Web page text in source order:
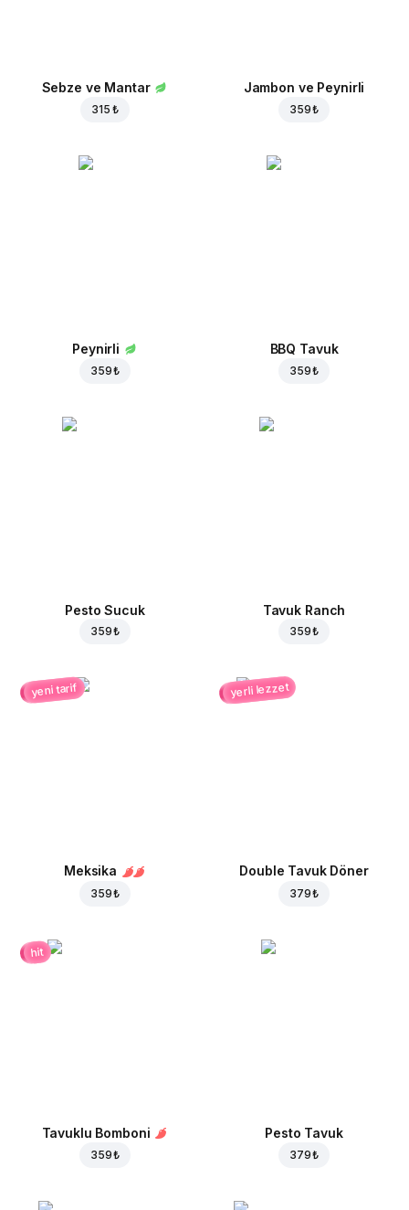
Sebze ve Mantar
315 ₺
Jambon ve Peynirli
359 ₺
Peynirli
359 ₺
BBQ Tavuk
359 ₺
Pesto Sucuk
359 ₺
Tavuk Ranch
359 ₺
yeni tarif
Meksika
359 ₺
yerli lezzet
Double Tavuk Döner
379 ₺
hit
Tavuklu Bomboni
359 ₺
Pesto Tavuk
379 ₺